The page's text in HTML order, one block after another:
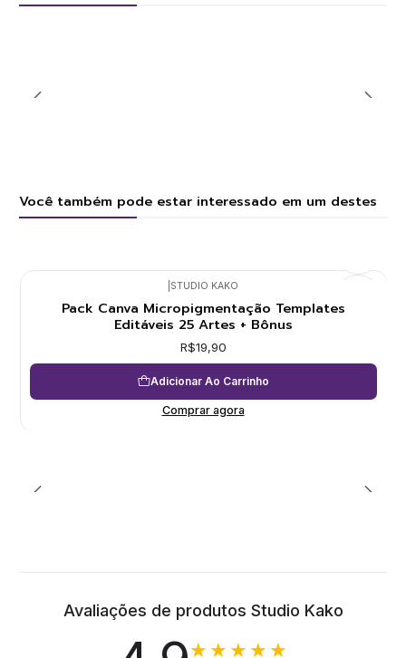
Você também pode estar interessado em um destes
STUDIO KAKO
Pack Canva Micropigmentação Templates
Editáveis 25 Artes + Bônus
R$19,90
Adicionar Ao Carrinho
Comprar agora
Avaliações de produtos Studio Kako
★★★★★